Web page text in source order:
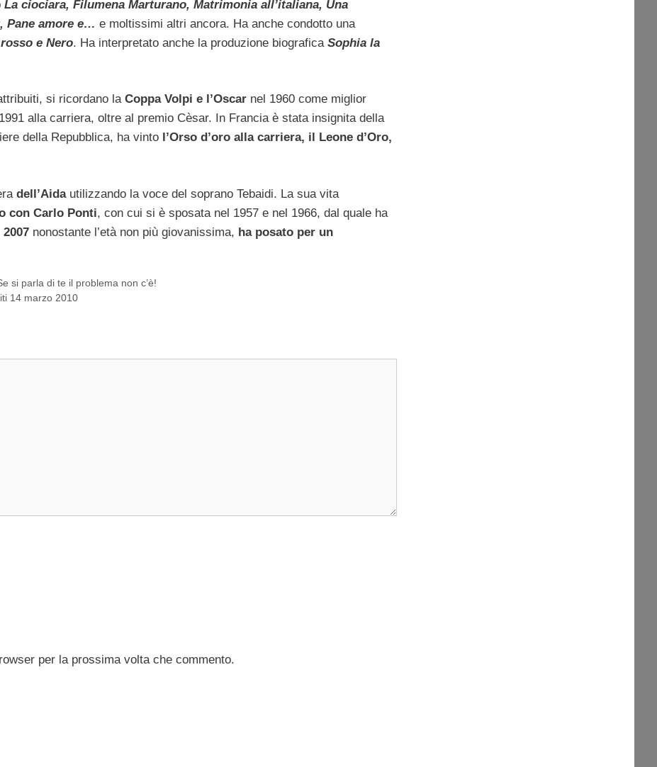
La ciociara, Filumena Marturano, Matrimonia all’italiana, Una
Pane amore e… e moltissimi altri ancora. Ha anche condotto una
e Nero. Ha interpretato anche la produzione biografica Sophia la
si ricordano la Coppa Volpi e l’Oscar nel 1960 come miglior
alla carriera, oltre al premio Cèsar. In Francia è stata insignita della
della Repubblica, ha vinto l’Orso d’oro alla carriera, il Leone d’Oro,
dell’Aidautilizzando la voce del soprano Tebaidi. La sua vita
con Carlo Ponti, con cui si è sposata nel 1957 e nel 1966, dal quale ha
2007 nonostante l’età non più giovanissima, ha posato per un
si parla di te il problema non c’è!
14 marzo 2010
per la prossima volta che commento.